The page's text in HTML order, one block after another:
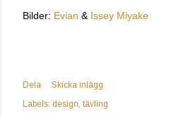
Bilder: Evian & Issey Miyake
Dela
Skicka inlägg
Labels: design tävling